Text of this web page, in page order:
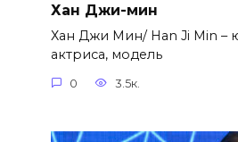
Хан Джи-мин
Хан Джи Мин/ Han Ji Min –
актриса, модель
0 3.5к.